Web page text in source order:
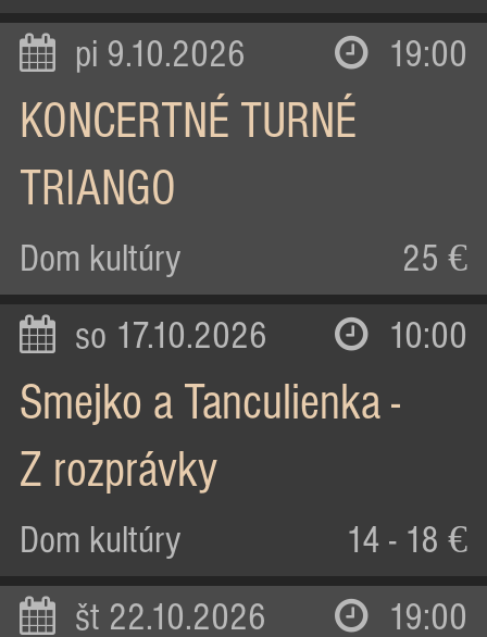
pi 9.10.2026 19:00
KONCERTNÉ TURNÉ
TRIANGO
Dom kultúry 25 €
so 17.10.2026 10:00
Smejko a Tanculienka -
Z rozprávky
Dom kultúry 14 - 18 €
št 22.10.2026 19:00